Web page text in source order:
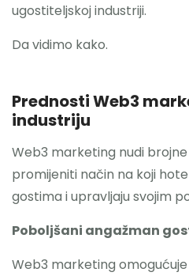
ugostiteljskoj industriji.
Da vidimo kako.
Prednosti Web3
industriju
Web3 marketing nudi
promijeniti način na koji
gostima i upravljaju svojim
Poboljšani angažman
Web3 marketing